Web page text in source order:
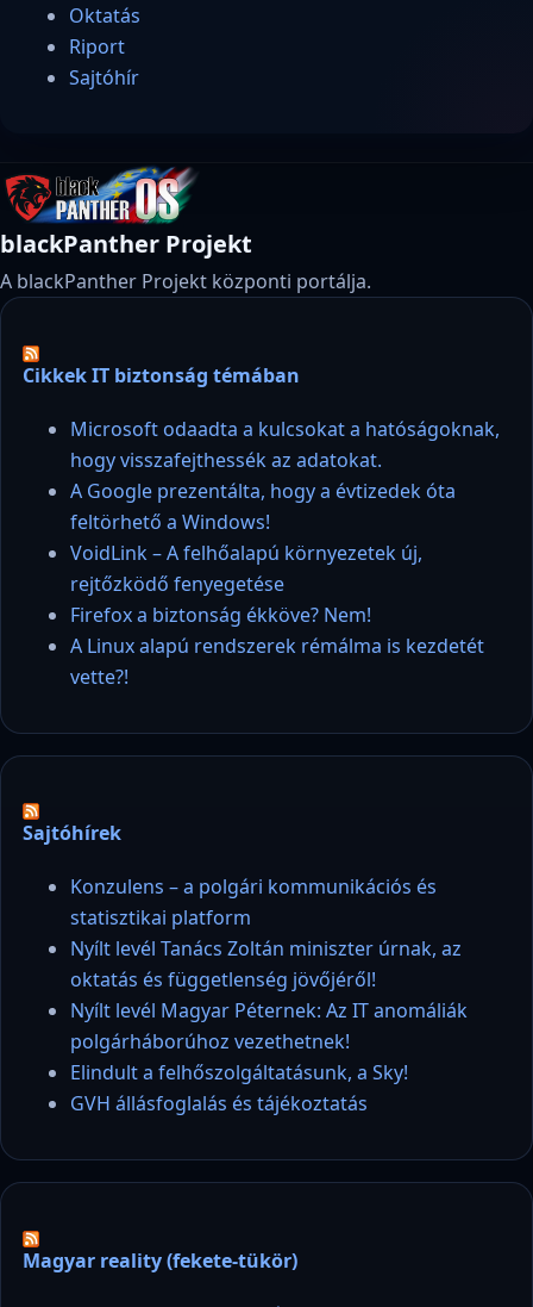
Oktatás
Riport
Sajtóhír
blackPanther Projekt
A blackPanther Projekt központi portálja.
Cikkek IT biztonság témában
Microsoft odaadta a kulcsokat a hatóságoknak,
hogy visszafejthessék az adatokat.
A Google prezentálta, hogy a évtizedek óta
feltörhető a Windows!
VoidLink – A felhőalapú környezetek új,
rejtőzködő fenyegetése
Firefox a biztonság ékköve? Nem!
A Linux alapú rendszerek rémálma is kezdetét
vette?!
Sajtóhírek
Konzulens – a polgári kommunikációs és
statisztikai platform
Nyílt levél Tanács Zoltán miniszter úrnak, az
oktatás és függetlenség jövőjéről!
Nyílt levél Magyar Péternek: Az IT anomáliák
polgárháborúhoz vezethetnek!
Elindult a felhőszolgáltatásunk, a Sky!
GVH állásfoglalás és tájékoztatás
Magyar reality (fekete-tükör)